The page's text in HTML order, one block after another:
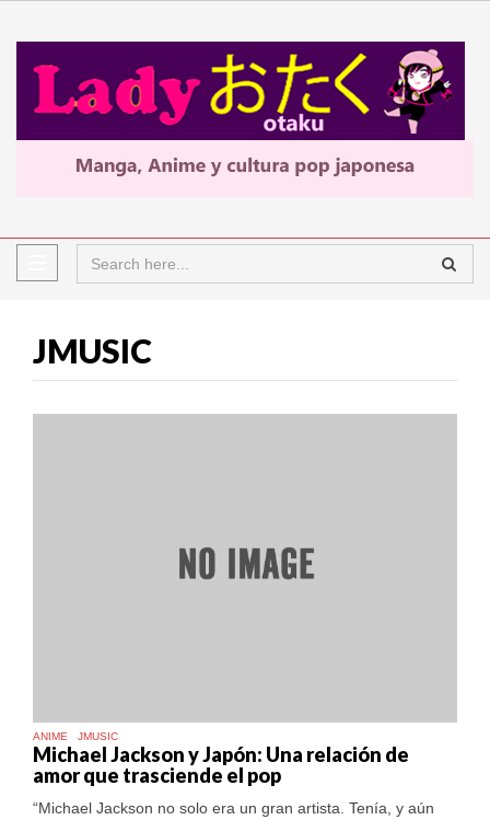
JMUSIC
ANIME JMUSIC
Michael Jackson y Japón: Una relación de
amor que trasciende el pop
“Michael Jackson no solo era un gran artista. Tenía, y aún